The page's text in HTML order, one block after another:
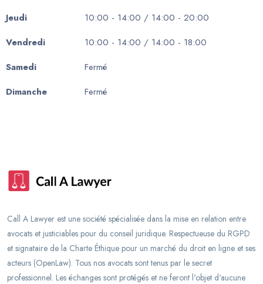
Jeudi
10:00 - 14:00 / 14:00 - 20:00
Vendredi
10:00 - 14:00 / 14:00 - 18:00
Samedi
Fermé
Dimanche
Fermé
Call A Lawyer est une société spécialisée dans la mise en relation entre
avocats et justiciables pour du conseil juridique. Respectueuse du RGPD
et signataire de la Charte Éthique pour un marché du droit en ligne et ses
acteurs (OpenLaw). Tous nos avocats sont tenus par le secret
professionnel. Les échanges sont protégés et ne feront l'objet d'aucune